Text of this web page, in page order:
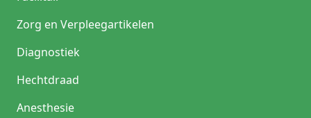
Zorg en Verpleegartikelen
Diagnostiek
Hechtdraad
Anesthesie